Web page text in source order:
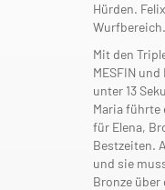
Hürden.
Mit den
MESFIN
unter 13
Maria führte
für Elena,
Bestzeiten.
und sie
Bronze über